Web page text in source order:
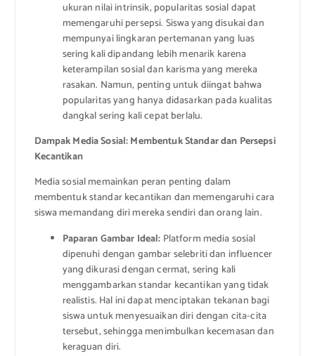
ukuran nilai intrinsik, popularitas sosial dapat
memengaruhi persepsi. Siswa yang disukai dan
mempunyai lingkaran pertemanan yang luas
sering kali dipandang lebih menarik karena
keterampilan sosial dan karisma yang mereka
rasakan. Namun, penting untuk diingat bahwa
popularitas yang hanya didasarkan pada kualitas
dangkal sering kali cepat berlalu.
Dampak Media Sosial: Membentuk Standar dan Persepsi
Kecantikan
Media sosial memainkan peran penting dalam
membentuk standar kecantikan dan memengaruhi cara
siswa memandang diri mereka sendiri dan orang lain.
Paparan Gambar Ideal: Platform media sosial
dipenuhi dengan gambar selebriti dan influencer
yang dikurasi dengan cermat, sering kali
menggambarkan standar kecantikan yang tidak
realistis. Hal ini dapat menciptakan tekanan bagi
siswa untuk menyesuaikan diri dengan cita-cita
tersebut, sehingga menimbulkan kecemasan dan
keraguan diri.